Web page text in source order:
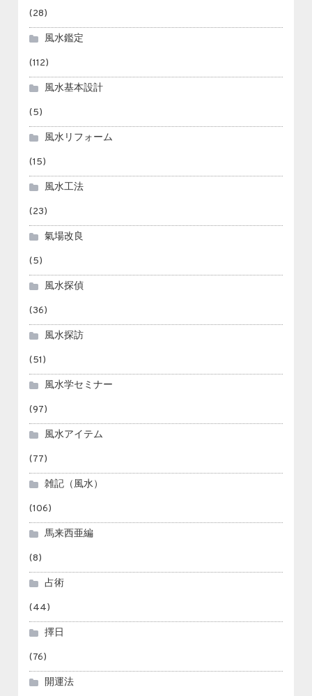
(28)
風水鑑定
(112)
風水基本設計
(5)
風水リフォーム
(15)
風水工法
(23)
氣場改良
(5)
風水探偵
(36)
風水探訪
(51)
風水学セミナー
(97)
風水アイテム
(77)
雑記（風水）
(106)
馬来西亜編
(8)
占術
(44)
擇日
(76)
開運法